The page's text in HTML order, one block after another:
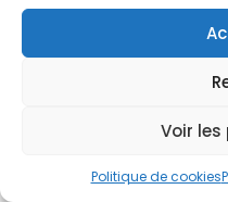
Voir les
Politique de cookies
interagissent pour la
PRINCIPAUX
MOTIVATION
comprendre ce qui